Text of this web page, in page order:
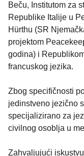
Beču, Institutom za
Republike Italije u
Hürthu (SR
projektom
godina) i
francuskog jezika.
Zbog specifičnosti
jedinstveno jezično
specijalizirano za
civilnog osoblja u
Zahvaljujući